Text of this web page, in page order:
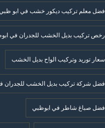
أفضل معلم تركيب ديكور خشب في ابو
ارخص تركيب بديل الخشب للجدران في
اسعار توريد وتركيب الواح بديل الخشب
افضل شركة تركيب بديل الخشب للجدران
افضل صباغ شاطر في ابوظبي